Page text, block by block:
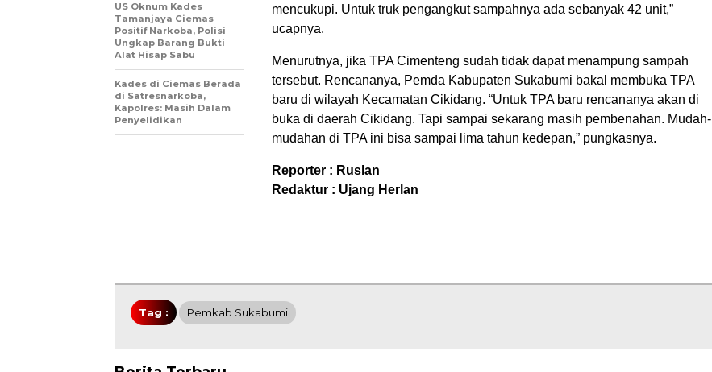
mencukupi. Untuk truk pengangkut sampahnya ada sebanyak 42 unit,”
ucapnya.
Menurutnya, jika TPA Cimenteng sudah tidak dapat menampung sampah
tersebut. Rencananya, Pemda Kabupaten Sukabumi bakal membuka TPA
baru di wilayah Kecamatan Cikidang. “Untuk TPA baru rencananya akan di
buka di daerah Cikidang. Tapi sampai sekarang masih pembenahan. Mudah-
mudahan di TPA ini bisa sampai lima tahun kedepan,” pungkasnya.
Reporter : Ruslan
Redaktur : Ujang Herlan
US Oknum Kades
Tamanjaya Ciemas
Positif Narkoba, Polisi
Ungkap Barang Bukti
Alat Hisap Sabu
Kades di Ciemas Berada
di Satresnarkoba,
Kapolres: Masih Dalam
Penyelidikan
Tag : Pemkab Sukabumi